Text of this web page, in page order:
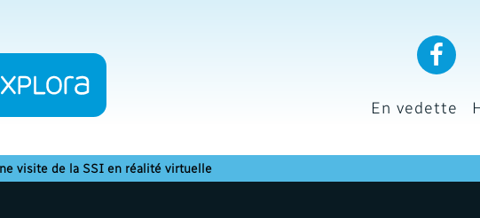
En vedette
visite de la SSI en réalité virtuelle